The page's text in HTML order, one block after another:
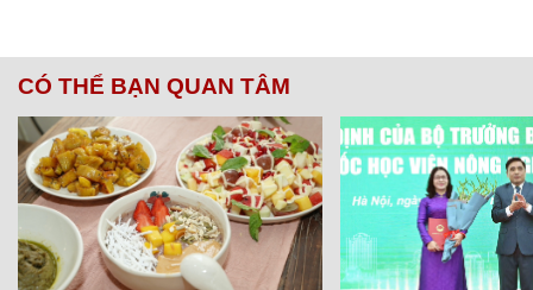
CÓ THỂ BẠN QUAN TÂM